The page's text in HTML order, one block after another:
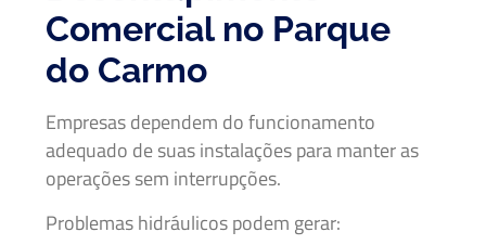
Comercial no Parque
do Carmo
Empresas dependem do funcionamento
adequado de suas instalações para manter as
operações sem interrupções.
Problemas hidráulicos podem gerar: